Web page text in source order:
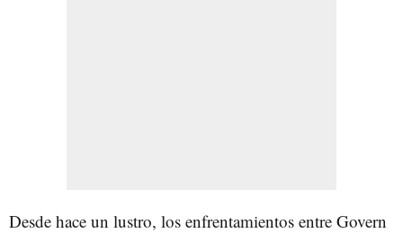
Desde hace un lustro, los enfrentamientos entre Govern